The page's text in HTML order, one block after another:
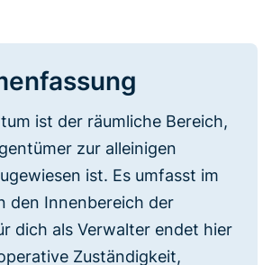
ist der räumliche Bereich,
zur alleinigen
ist. Es umfasst im
den Innenbereich der
dich als Verwalter endet hier
Zuständigkeit,